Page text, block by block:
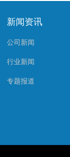
新闻资讯
公司新闻
行业新闻
专题报道